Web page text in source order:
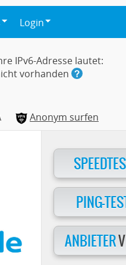
Login
IPv6-Adresse lautet:
vorhanden
Anonym surfen
PING-
ANBIETER